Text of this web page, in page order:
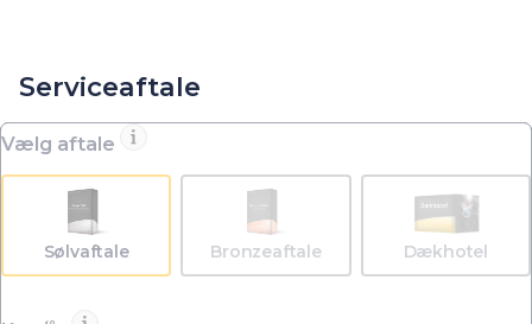
Serviceaftale
Vælg aftale
Sølvaftale Bronzeaftale Dækhotel